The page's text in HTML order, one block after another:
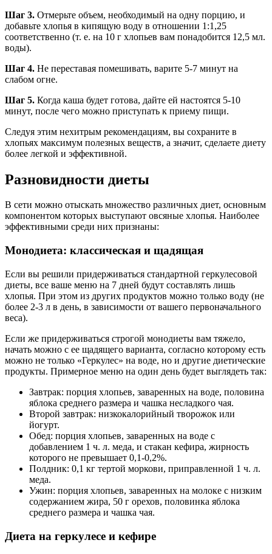
Шаг 3. Отмерьте объем, необходимый на одну порцию, и
добавьте хлопья в кипящую воду в отношении 1:1,25
соответственно (т. е. на 10 г хлопьев вам понадобится 12,5 мл.
воды).
Шаг 4. Не переставая помешивать, варите 5-7 минут на
слабом огне.
Шаг 5. Когда каша будет готова, дайте ей настоятся 5-10
минут, после чего можно приступать к приему пищи.
Следуя этим нехитрым рекомендациям, вы сохраните в
хлопьях максимум полезных веществ, а значит, сделаете диету
более легкой и эффективной.
Разновидности диеты
В сети можно отыскать множество различных диет, основным
компонентом которых выступают овсяные хлопья. Наиболее
эффективными среди них признаны:
Монодиета: классическая и щадящая
Если вы решили придерживаться стандартной геркулесовой
диеты, все ваше меню на 7 дней будут составлять лишь
хлопья. При этом из других продуктов можно только воду (не
более 2-3 л в день, в зависимости от вашего первоначального
веса).
Если же придерживаться строгой монодиеты вам тяжело,
начать можно с ее щадящего варианта, согласно которому есть
можно не только «Геркулес» на воде, но и другие диетические
продукты. Примерное меню на один день будет выглядеть так:
Завтрак: порция хлопьев, заваренных на воде, половина
яблока среднего размера и чашка несладкого чая.
Второй завтрак: низкокалорийный творожок или
йогурт.
Обед: порция хлопьев, заваренных на воде с
добавлением 1 ч. л. меда, и стакан кефира, жирность
которого не превышает 0,1-0,2%.
Полдник: 0,1 кг тертой моркови, приправленной 1 ч. л.
меда.
Ужин: порция хлопьев, заваренных на молоке с низким
содержанием жира, 50 г орехов, половинка яблока
среднего размера и чашка чая.
Диета на геркулесе и кефире